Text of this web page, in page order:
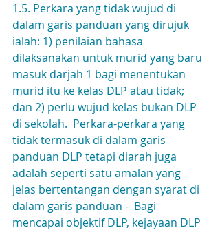
1.5. Perkara yang tidak wujud di
dalam garis panduan yang dirujuk
ialah: 1) penilaian bahasa
dilaksanakan untuk murid yang baru
masuk darjah 1 bagi menentukan
murid itu ke kelas DLP atau tidak;
dan 2) perlu wujud kelas bukan DLP
di sekolah.  Perkara-perkara yang
tidak termasuk di dalam garis
panduan DLP tetapi diarah juga
adalah seperti satu amalan yang
jelas bertentangan dengan syarat di
dalam garis panduan -  Bagi
mencapai objektif DLP, kejayaan DLP